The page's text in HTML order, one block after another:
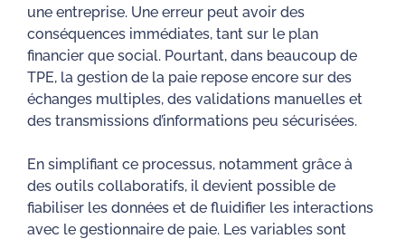
une entreprise. Une erreur peut avoir des
conséquences immédiates, tant sur le plan
financier que social. Pourtant, dans beaucoup de
TPE, la gestion de la paie repose encore sur des
échanges multiples, des validations manuelles et
des transmissions d’informations peu sécurisées.
En simplifiant ce processus, notamment grâce à
des outils collaboratifs, il devient possible de
fiabiliser les données et de fluidifier les interactions
avec le gestionnaire de paie. Les variables sont